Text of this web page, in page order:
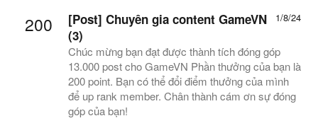
200 1/8/24
[Post] Chuyên gia content GameVN
(3)
Chúc mừng bạn đạt được thành tích đóng góp
13.000 post cho GameVN Phần thưởng của bạn là
200 point. Bạn có thể đổi điểm thưởng của mình
để up rank member. Chân thành cám ơn sự đóng
góp của bạn!